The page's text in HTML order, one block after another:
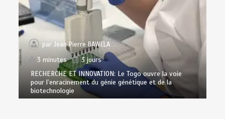
parJean Pierre BAWELA
3 minutes
3 jours
RECHERCHE ET INNOVATION: Le Togo ouvre la voie
pour l’enracinement du génie génétique et de la
biotechnologie